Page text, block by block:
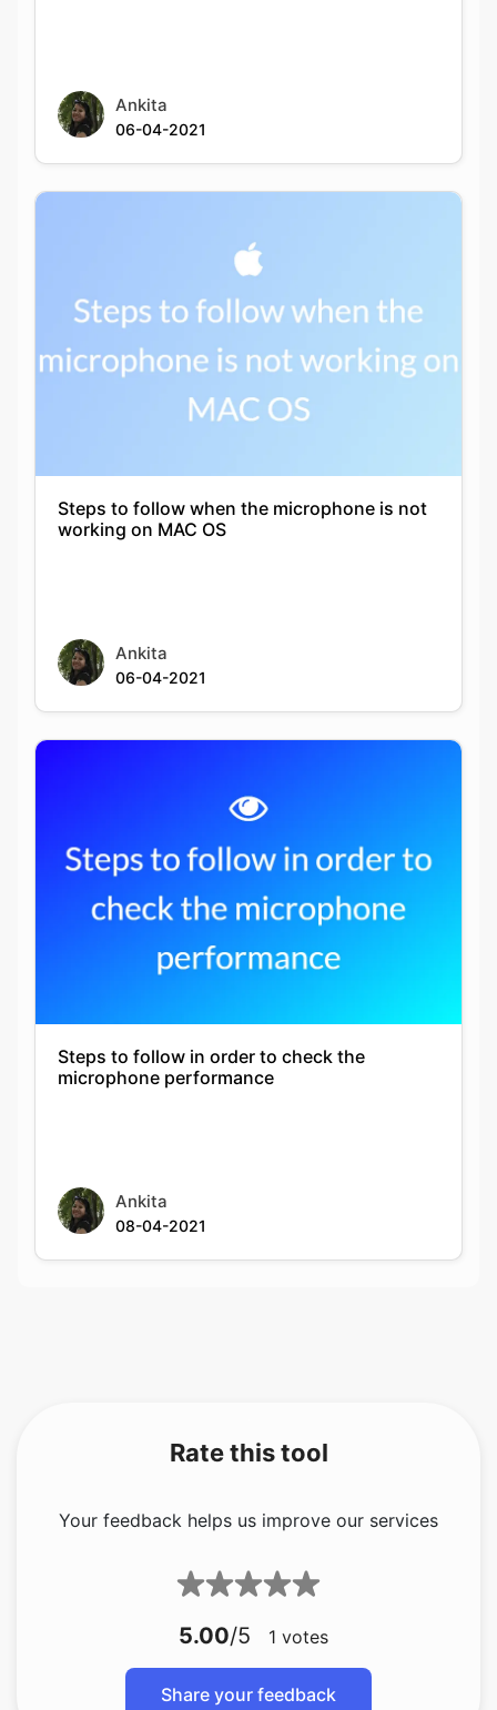
Ankita
06-04-2021
Steps to follow when the microphone is not
working on MAC OS
Ankita
06-04-2021
Steps to follow in order to check the
microphone performance
Ankita
08-04-2021
Rate this tool
Your feedback helps us improve our services
5.00/5 1 votes
Share your feedback